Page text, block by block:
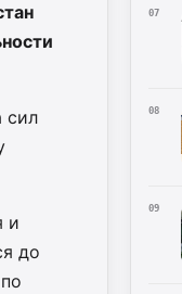
сил
и
до
07
08
09